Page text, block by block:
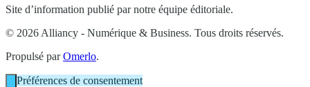
Site d’information publié par notre équipe éditoriale.
© 2026 Alliancy - Numérique & Business. Tous droits réservés.
Propulsé parOmerlo.
Préférences de consentement